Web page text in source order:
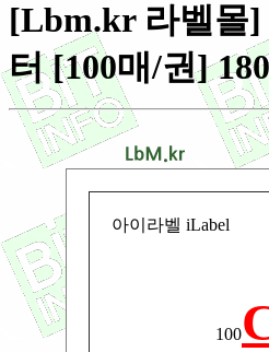
[Lbm.kr 라벨몰]
터 [100매/권]
아이라벨 iLabel
100